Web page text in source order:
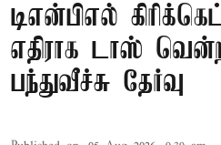
டிஎன்பிஎல்
எதிராக டாஸ்
பந்துவீச்சு தேர்வு